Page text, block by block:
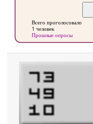
Всего проголосовало
1 человек
Прошлые опросы